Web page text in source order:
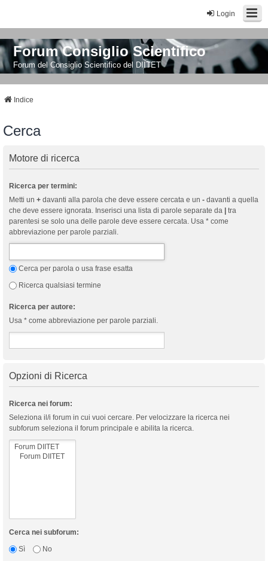
Login
Forum Consiglio Scientifico
Forum del Consiglio Scientifico del DIITET
Indice
Cerca
Motore di ricerca
Ricerca per termini:
Metti un + davanti alla parola che deve essere cercata e un - davanti a quella
che deve essere ignorata. Inserisci una lista di parole separate da
tra
parentesi se solo una delle parole deve essere cercata. Usa * come
abbreviazione per parole parziali.
Cerca per parola o usa frase esatta
Ricerca qualsiasi termine
Ricerca per autore:
Usa * come abbreviazione per parole parziali.
Opzioni di Ricerca
Ricerca nei forum:
Seleziona il/i forum in cui vuoi cercare. Per velocizzare la ricerca nei
subforum seleziona il forum principale e abilita la ricerca.
Cerca nei subforum:
Sì
No